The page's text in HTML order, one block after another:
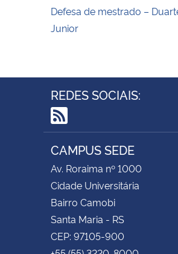
Defesa de mestrado –
Junior
REDES SOCIAIS:
RSS
CAMPUS SEDE
Av. Roraima nº 1000
Cidade Universitária
Bairro Camobi
Santa Maria - RS
CEP: 97105-900